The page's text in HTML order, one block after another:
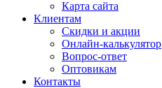
Карта сайта
Клиентам
Скидки и акции
Онлайн-калькулятор
Вопрос-ответ
Оптовикам
Контакты